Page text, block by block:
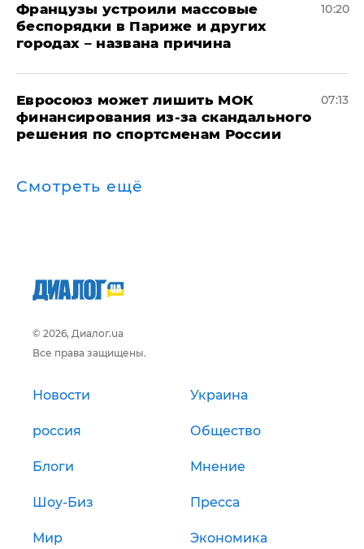
Французы устроили массовые
беспорядки в Париже и других
городах – названа причина
10:20
Евросоюз может лишить МОК
финансирования из-за скандального
решения по спортсменам России
07:13
Смотреть ещё
© 2026, Диалог.ua
Все права защищены.
Новости Украина
россия Общество
Блоги Мнение
Шоу-Биз Пресса
Мир Экономика